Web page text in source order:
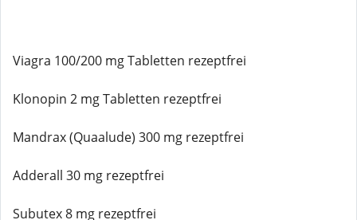
Viagra 100/200 mg Tabletten rezeptfrei
Klonopin 2 mg Tabletten rezeptfrei
Mandrax (Quaalude) 300 mg rezeptfrei
Adderall 30 mg rezeptfrei
Subutex 8 mg rezeptfrei